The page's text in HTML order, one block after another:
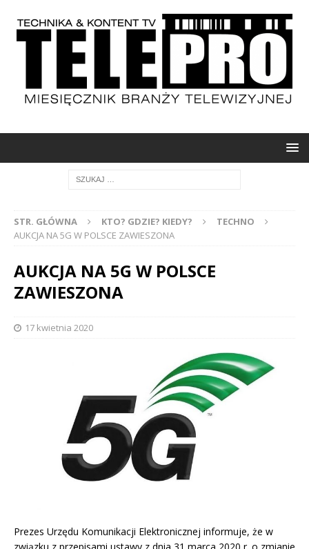
STR. GŁÓWNA KTO? GDZIE? KIEDY?
TECHNO
AUKCJA NA 5G W POLSCE ZAWIESZONA
AUKCJA NA 5G W POLSCE
ZAWIESZONA
17 kwietnia 2020
Prezes Urzędu Komunikacji Elektronicznej informuje, że w